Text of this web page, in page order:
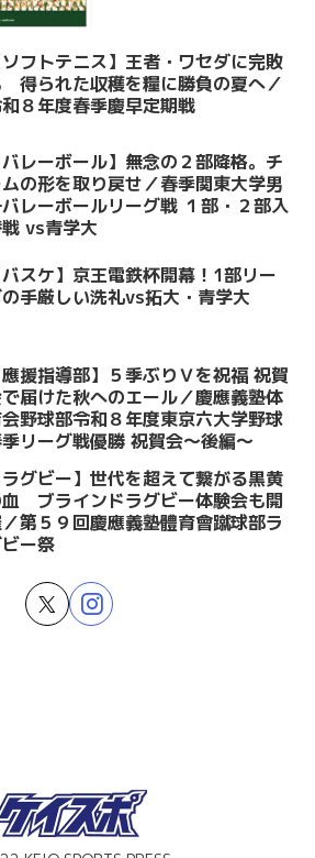
ソフトテニス】王者・ワセダに完敗
得られた収穫を糧に勝負の夏へ／
８年度春季慶早定期戦
バレーボール】無念の２部降格。チ
の形を取り戻せ／春季関東大学男
レーボールリーグ戦 １部・２部入
vs青学大
バスケ】京王電鉄杯開幕！1部リー
手厳しい洗礼vs拓大・青学大
應援指導部】５季ぶりＶを祝福 祝賀
届けた秋へのエール／慶應義塾体
野球部令和８年度東京六大学野球
リーグ戦優勝 祝賀会～後編～
ラグビー】世代を超えて繋がる黒黄
ブラインドラグビー体験会も開
第５９回慶應義塾體育會蹴球部ラ
ー祭